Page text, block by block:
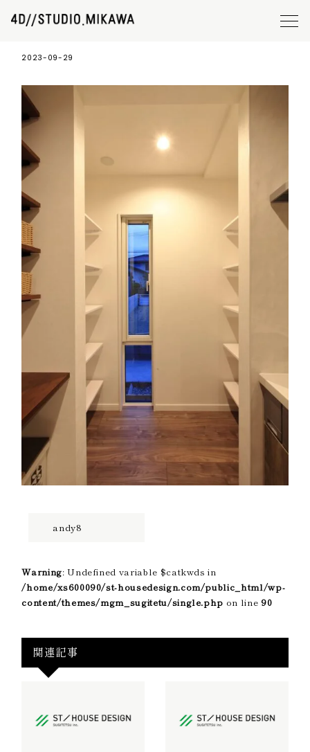
andy8
2023-09-29
andy8
Warning: Undefined variable $catkwds in
/home/xs600090/st-housedesign.com/public_html/wp-
content/themes/mgm_sugitetu/single.php on line 90
関連記事